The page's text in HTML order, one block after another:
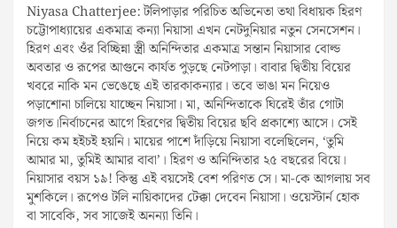
Niyasa Chatterjee: টলিপাড়ার পরিচিত অভিনেতা তথা বিধায়ক হিরণ
চট্টোপাধ্যায়ের একমাত্র কন্যা নিয়াসা এখন নেটদুনিয়ার নতুন সেনসেশন।
হিরণ এবং ওঁর বিচ্ছিন্না স্ত্রী অনিন্দিতার একমাত্র সন্তান নিয়াসার বোল্ড
অবতার ও রূপের আগুনে কার্যত পুড়ছে নেটপাড়া। বাবার দ্বিতীয় বিয়ের
খবরে নাকি মন ভেঙেছে এই তারকাকন্যার। তবে ভাঙা মন নিয়েও
পড়াশোনা চালিয়ে যাচ্ছেন নিয়াসা। মা, অনিন্দিতাকে ঘিরেই তাঁর গোটা
জগত।নির্বাচনের আগে হিরণের দ্বিতীয় বিয়ের ছবি প্রকাশ্যে আসে। সেই
নিয়ে কম হইচই হয়নি। মায়ের পাশে দাঁড়িয়ে নিয়াসা বলেছিলেন, ‘তুমি
আমার মা, তুমিই আমার বাবা’। হিরণ ও অনিন্দিতার ২৫ বছরের বিয়ে।
নিয়াসার বয়স ১৯! কিন্তু এই বয়সেই বেশ পরিণত সে। মা-কে আগলায় সব
মুশকিলে। রূপেও টলি নায়িকাদের টেক্কা দেবেন নিয়াসা। ওয়েস্টার্ন হোক
বা সাবেকি, সব সাজেই অনন্যা তিনি।